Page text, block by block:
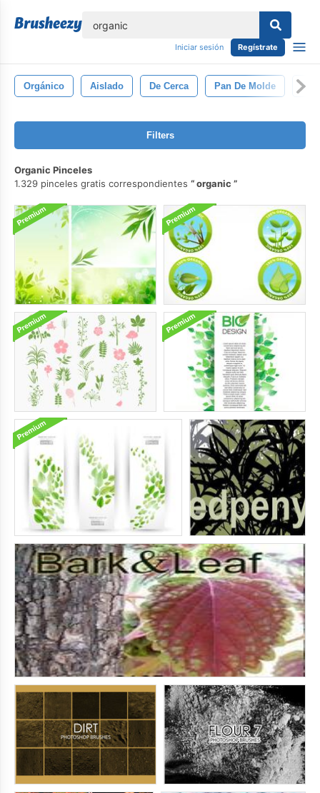
Iniciar sesión Regístrate
Orgánico Aislado De Cerca Pan De Molde
Filters
Organic Pinceles
1.329 pinceles gratis correspondientes
organic